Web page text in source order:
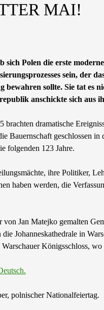
MAI!
sich Polen die erste
sein, der
bewahren sollte. Sie tat es
anschickte sich aus
brachten dramatische
Bauernschaft geschlossen
folgenden 123 Jahre.
ihre Politiker,
haben werden, die
von Jan Matejko gemalten
Johanneskathedrale in
Königsschloss,
polnischer Nationalfeiertag.